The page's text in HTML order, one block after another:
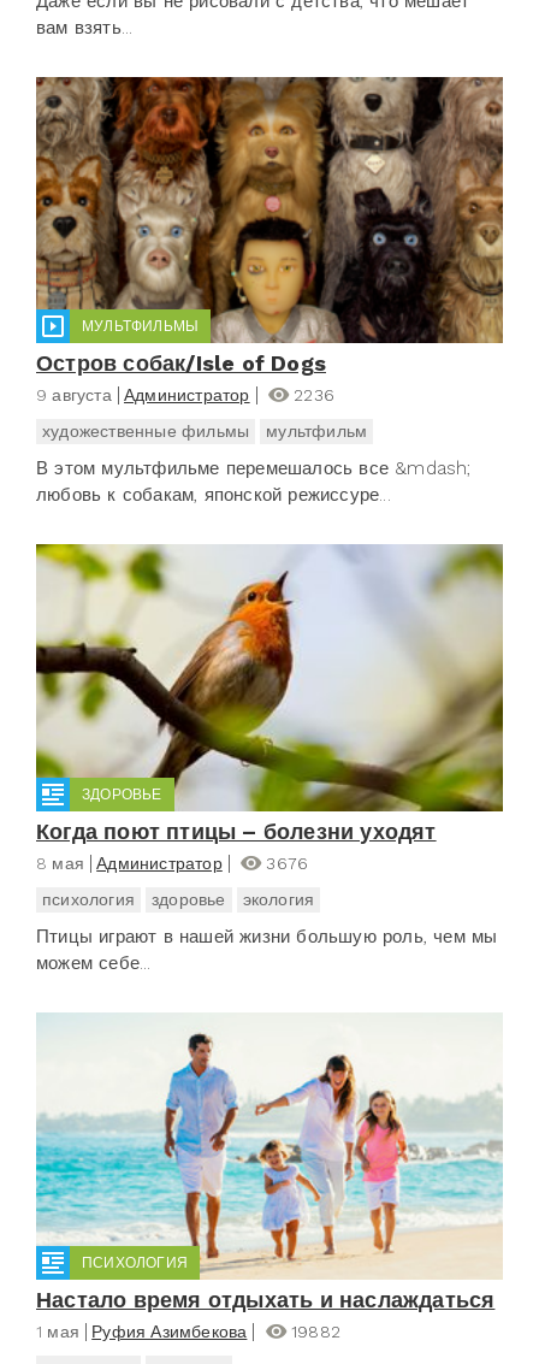
вам взять...
МУЛЬТФИЛЬМЫ
Остров собак/Isle of Dogs
9 августа Администратор
2236
художественные фильмы
мультфильм
В этом мультфильме перемешалось все &mdash;
любовь к собакам, японской режиссуре...
ЗДОРОВЬЕ
Когда поют птицы – болезни уходят
8 мая Администратор
3676
психология
здоровье экология
Птицы играют в нашей жизни большую роль, чем мы
можем себе...
ПСИХОЛОГИЯ
Настало время отдыхать и наслаждаться
1 мая Руфия Азимбекова
19882